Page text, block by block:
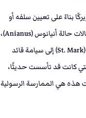
بناءً على تعيين سلفه أو
توصيته أو دعمه الضمني. وكانت أولى هذه الحالات حالة أنيانوس (Anianus)،
البطريرك الثاني (68-85). احتاج القديس مرقس (St. Mark) إلى سيامة قائد
كانت قد تأسست حديثًا،
هذه هي الممارسة الرسولية